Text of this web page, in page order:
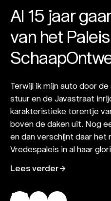
Al 15 jaar
van het
Terwijl ik mijn auto door
stuur en de Javastraat
karakteristieke torentje
boven de daken uit. Nog
en dan verschijnt daar het
Vredespaleis in al haar
Lees verder